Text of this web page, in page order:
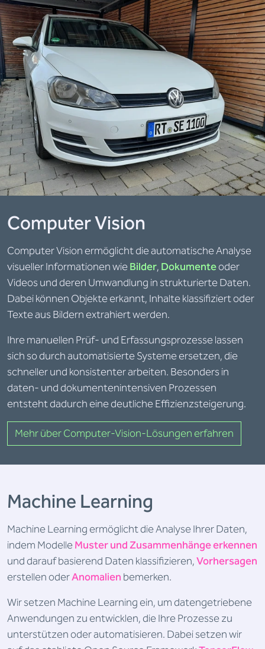
Computer Vision
Computer Vision ermöglicht die automatische Analyse
visueller Informationen wieBilder,Dokumenteoder
Videos und deren Umwandlung in strukturierte Daten.
Dabei können Objekte erkannt, Inhalte klassifiziert oder
Texte aus Bildern extrahiert werden.
Ihre manuellen Prüf- und Erfassungsprozesse lassen
sich so durch automatisierte Systeme ersetzen, die
schneller und konsistenter arbeiten. Besonders in
daten- und dokumentenintensiven Prozessen
entsteht dadurch eine deutliche Effizienzsteigerung.
Mehr über Computer-Vision-Lösungen erfahren
Machine Learning
Machine Learning ermöglicht die Analyse Ihrer Daten,
indem ModelleMuster und Zusammenhänge erkennen
und darauf basierend Daten klassifizieren,Vorhersagen
erstellen oderAnomalienbemerken.
Wir setzen Machine Learning ein, um datengetriebene
Anwendungen zu entwicklen, die Ihre Prozesse zu
unterstützen oder automatisieren. Dabei setzen wir